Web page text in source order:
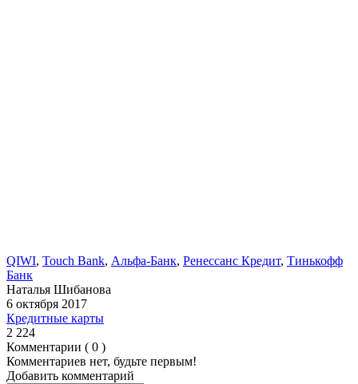
QIWI, Touch Bank, Альфа-Банк, Ренессанс Кредит, Тинькофф
Банк
Наталья Шибанова
6 октября 2017
Кредитные карты
2 224
Комментарии ( 0 )
Комментариев нет, будьте первым!
Добавить комментарий